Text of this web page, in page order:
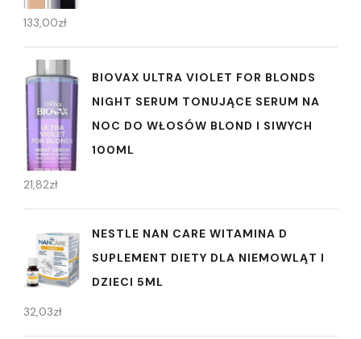
133,00zł
BIOVAX ULTRA VIOLET FOR BLONDS
NIGHT SERUM TONUJĄCE SERUM NA
NOC DO WŁOSÓW BLOND I SIWYCH
100ML
21,82zł
NESTLE NAN CARE WITAMINA D
SUPLEMENT DIETY DLA NIEMOWLĄT I
DZIECI 5ML
32,03zł